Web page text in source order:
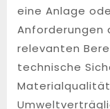
eine Anlage
Anforderungen
relevanten
technische